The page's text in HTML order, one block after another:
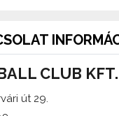
CLUB KFT.
út 29.